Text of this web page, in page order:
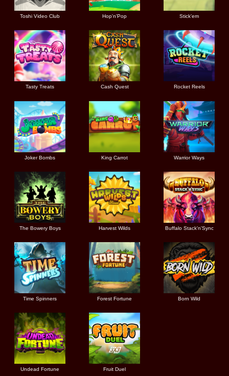
Toshi Video Club Hop'n'Pop Stick'em
Tasty Treats Cash Quest Rocket Reels
Joker Bombs King Carrot Warrior Ways
The Bowery Boys Harvest Wilds Buffalo Stack'n'Sync
Time Spinners Forest Fortune Born Wild
Undead Fortune Fruit Duel